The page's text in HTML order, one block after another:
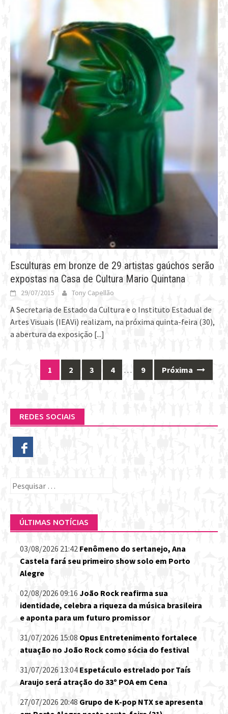
Esculturas em bronze de 29 artistas gaúchos serão
expostas na Casa de Cultura Mario Quintana
29/07/2015 Tony Capellão
A Secretaria de Estado da Cultura e o Instituto Estadual de
Artes Visuais (IEAVi) realizam, na próxima quinta-feira (30),
a abertura da exposição [...]
1 2 3 4 … 9 Próxima
REDES SOCIAIS
Pesquisar
ÚLTIMAS NOTÍCIAS
03/08/2026 21:42 Fenômeno do sertanejo, Ana
Castela fará seu primeiro show solo em Porto
Alegre
02/08/2026 09:16 João Rock reafirma sua
identidade, celebra a riqueza da música brasileira
e aponta para um futuro promissor
31/07/2026 15:08 Opus Entretenimento fortalece
atuação no João Rock como sócia do festival
31/07/2026 13:04 Espetáculo estrelado por Taís
Araujo será atração do 33º POA em Cena
27/07/2026 20:48 Grupo de K-pop NTX se apresenta